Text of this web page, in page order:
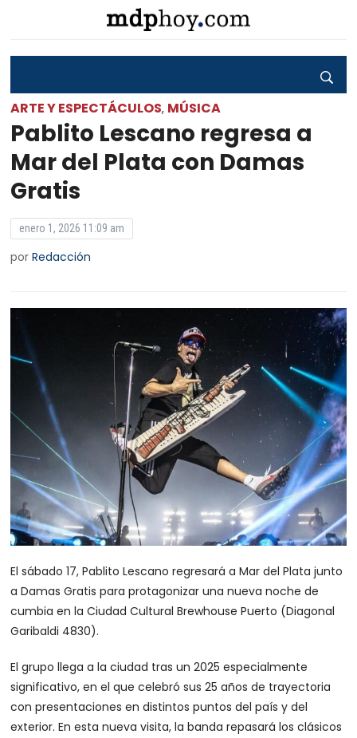
ARTE Y ESPECTÁCULOS, MÚSICA
Pablito Lescano regresa a
Mar del Plata con Damas
Gratis
enero 1, 2026 11:09 am
porRedacción
El sábado 17, Pablito Lescano regresará a Mar del Plata junto
a Damas Gratis para protagonizar una nueva noche de
cumbia en la Ciudad Cultural Brewhouse Puerto (Diagonal
Garibaldi 4830).
El grupo llega a la ciudad tras un 2025 especialmente
significativo, en el que celebró sus 25 años de trayectoria
con presentaciones en distintos puntos del país y del
exterior. En esta nueva visita, la banda repasará los clásicos